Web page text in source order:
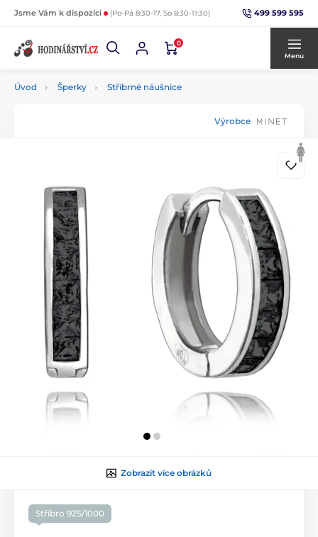
Jsme Vám k dispozici (Po-Pá 8:30-17, So 8:30-11:30) 499 599 595
0
Menu
Úvod Šperky Stříbrné náušnice
Výrobce
Zobrazit více obrázků
Stříbro 925/1000